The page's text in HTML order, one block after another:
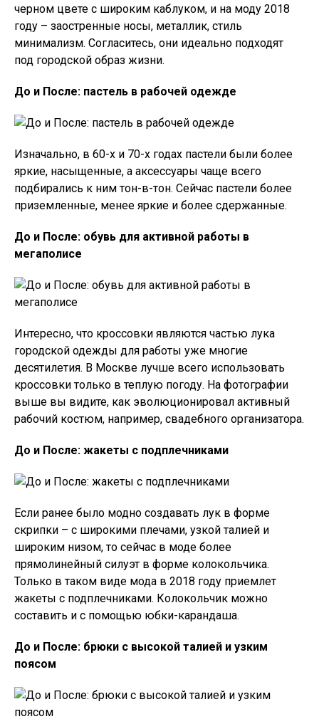
черном цвете с широким каблуком, и на моду 2018
году – заостренные носы, металлик, стиль
минимализм. Согласитесь, они идеально подходят
под городской образ жизни.
До и После: пастель в рабочей одежде
Изначально, в 60-х и 70-х годах пастели были более
яркие, насыщенные, а аксессуары чаще всего
подбирались к ним тон-в-тон. Сейчас пастели более
приземленные, менее яркие и более сдержанные.
До и После: обувь для активной работы в
мегаполисе
Интересно, что кроссовки являются частью лука
городской одежды для работы уже многие
десятилетия. В Москве лучше всего использовать
кроссовки только в теплую погоду. На фотографии
выше вы видите, как эволюционировал активный
рабочий костюм, например, свадебного организатора.
До и После: жакеты с подплечниками
Если ранее было модно создавать лук в форме
скрипки – с широкими плечами, узкой талией и
широким низом, то сейчас в моде более
прямолинейный силуэт в форме колокольчика.
Только в таком виде мода в 2018 году приемлет
жакеты с подплечниками. Колокольчик можно
составить и с помощью юбки-карандаша.
До и После: брюки с высокой талией и узким
поясом